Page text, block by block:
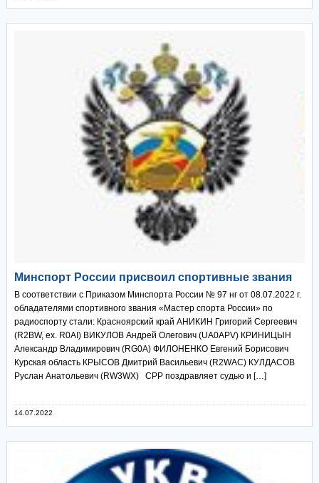
Минспорт России присвоил спортивные звания
В соответствии с Приказом Минспорта России № 97 нг от 08.07.2022 г.
обладателями спортивного звания «Мастер спорта России» по
радиоспорту стали: Красноярский край АНИКИН Григорий Сергеевич
(R2BW, ex. R0AI) ВИКУЛОВ Андрей Олегович (UA0APV) КРИНИЦЫН
Александр Владимирович (RG0A) ФИЛОНЕНКО Евгений Борисович
Курская область КРЫСОВ Дмитрий Васильевич (R2WAC) КУЛДАСОВ
Руслан Анатольевич (RW3WX) СРР поздравляет судью и […]
14.07.2022